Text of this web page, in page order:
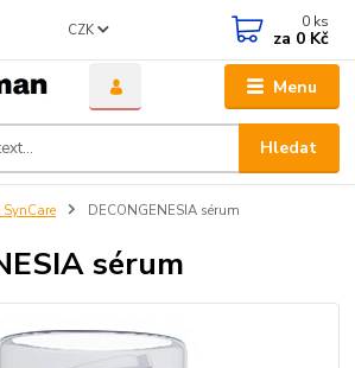
Menu
CZK
Hledat
0 ks
za 0 Kč
DECONGENESIA sérum
sérum